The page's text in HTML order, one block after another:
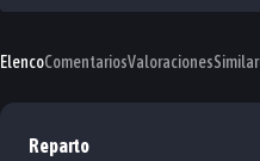
ElencoComentariosValoraciones
Reparto